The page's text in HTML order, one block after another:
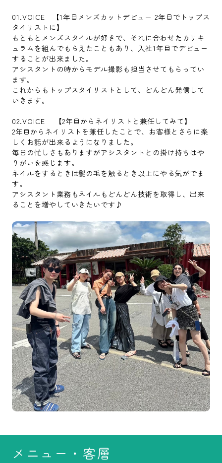
01.VOICE 【1年目メンズカットデビュー 2年目でトップス
タイリストに】
もともとメンズスタイルが好きで、それに合わせたカリキ
ュラムを組んでもらえたこともあり、入社1年目でデビュー
することが出来ました。
アシスタントの時からモデル撮影も担当させてもらってい
ます。
これからもトップスタイリストとして、どんどん発信して
いきます。
02.VOICE 【2年目からネイリストと兼任してみて】
2年目からネイリストを兼任したことで、お客様とさらに楽
しくお話が出来るようになりました。
毎日の忙しさもありますがアシスタントとの掛け持ちはや
りがいを感じます。
ネイルをするときは髪の毛を触るとき以上にやる気がでま
す。
アシスタント業務もネイルもどんどん技術を取得し、出来
ることを増やしていきたいです♪
メニュー・客層